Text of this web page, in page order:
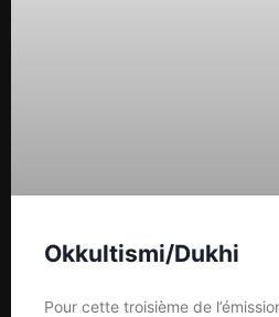
Okkultismi/Dukhi
Pour cette troisième de